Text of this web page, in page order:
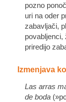
pozno
uri na oder
zabavljači,
povabljenci,
priredijo
Izmenjava
Las arras
de boda